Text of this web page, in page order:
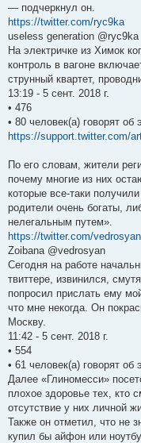
— подчеркнул он.
https://twitter.com/ryc9ka
useless generation @ryc9ka
На электричке из Химок
контроль в вагоне
струнный квартет,
13:19 - 5 сент. 2018 г.
• 476
• 80 человек(а) говорят об
https://support.twitter.com/
По его словам, жители
почему многие из них
которые все-таки
родители очень богаты,
нелегальным путем».
https://twitter.com/vedrosyan
Zoibana @vedrosyan
Сегодня на работе
твиттере, извинился,
попросил прислать ему
что мне некогда. Он
Москву.
11:42 - 5 сент. 2018 г.
• 554
• 61 человек(а) говорят об
Далее «Глиномесси»
плохое здоровье тех, кто
отсутствие у них личной
Также он отметил, что не
купил бы айфон или